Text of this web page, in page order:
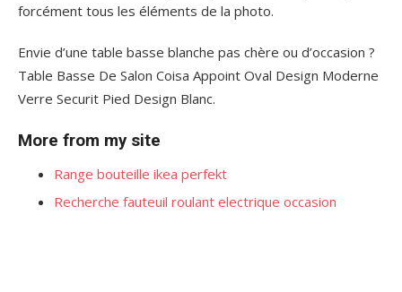
forcément tous les éléments de la photo.
Envie d’une table basse blanche pas chère ou d’occasion ?
Table Basse De Salon Coisa Appoint Oval Design Moderne
Verre Securit Pied Design Blanc.
More from my site
Range bouteille ikea perfekt
Recherche fauteuil roulant electrique occasion